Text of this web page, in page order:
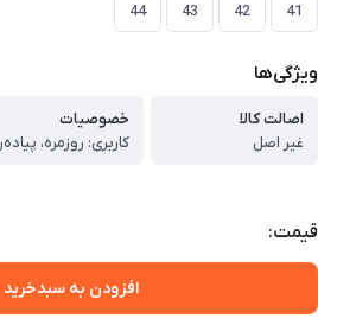
41
42
43
44
ویژگی‌ها
اصالت کالا
غیر اصل
خصوصیات
قیمت:
افزودن به سبدخرید